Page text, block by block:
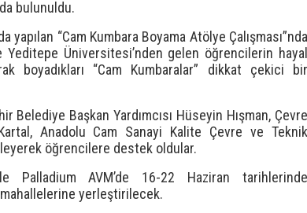
bulunuldu.
yapılan “Cam Kumbara Boyama Atölye Çalışması”nda
Üniversitesi’nden gelen öğrencilerin hayal
boyadıkları “Cam Kumbaralar” dikkat çekici bir
Belediye Başkan Yardımcısı Hüseyin Hışman, Çevre
Anadolu Cam Sanayi Kalite Çevre ve Teknik
öğrencilere destek oldular.
Palladium AVM’de 16-22 Haziran tarihlerinde
yerleştirilecek.